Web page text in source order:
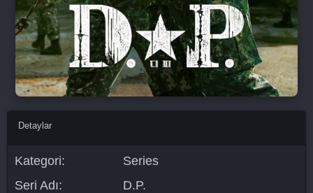
Detaylar
Kategori:
Series
Seri Adı:
D.P.